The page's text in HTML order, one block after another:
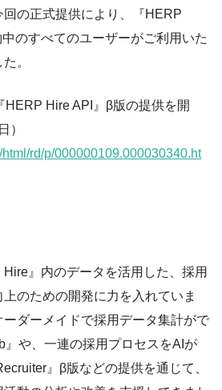
の正式提供により、『HERP
のすべてのユーザーがご利用いた
。
Hire API』β版の提供を開
）
rd/p/000000109.000030340.ht
』内のデータを活用した、採用
のための開発に力を入れていま
ダーメイドで採用データ集計がで
』や、一連の採用プロセスをAIが
』β版などの提供を通じて、